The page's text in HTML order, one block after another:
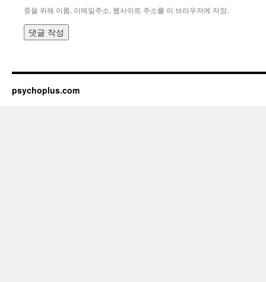
중을 위해 이름, 이메일주소, 웹사이트 주소를 이 브라우저에 저장.
psychoplus.com